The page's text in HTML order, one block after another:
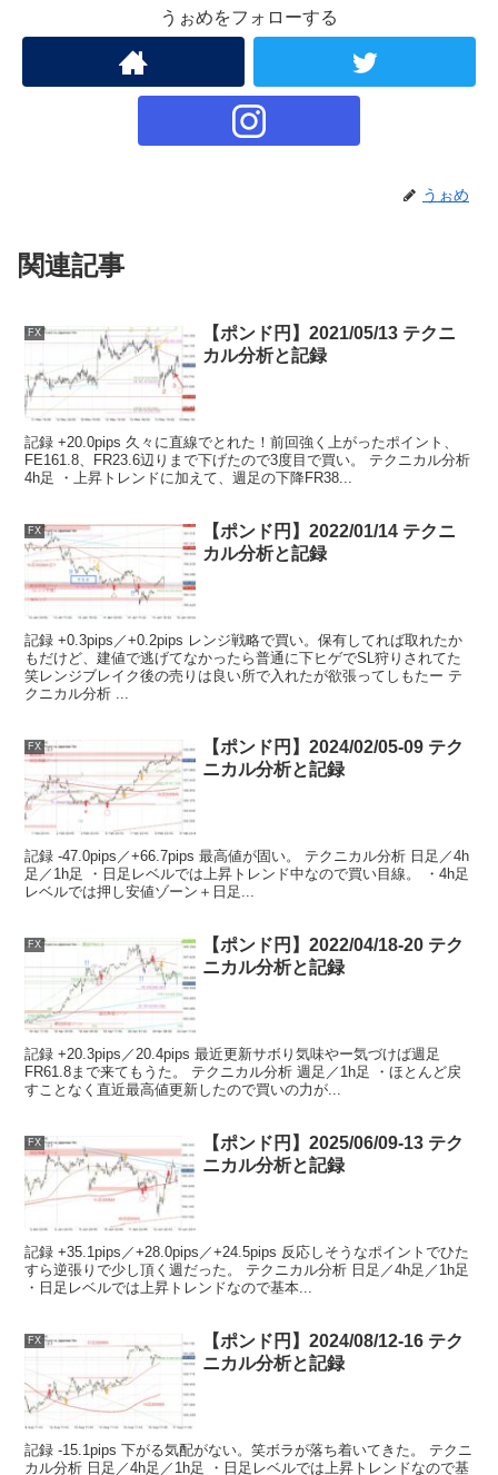
うぉめをフォローする
うぉめ
関連記事
FX
【ポンド円】2021/05/13 テクニ
カル分析と記録
記録 +20.0pips 久々に直線でとれた！前回強く上がったポイント、
FE161.8、FR23.6辺りまで下げたので3度目で買い。 テクニカル分析
4h足 ・上昇トレンドに加えて、週足の下降FR38...
FX
【ポンド円】2022/01/14 テクニ
カル分析と記録
記録 +0.3pips／+0.2pips レンジ戦略で買い。保有してれば取れたか
もだけど、建値で逃げてなかったら普通に下ヒゲでSL狩りされてた
笑レンジブレイク後の売りは良い所で入れたが欲張ってしもたー テ
クニカル分析 ...
FX
【ポンド円】2024/02/05-09 テク
ニカル分析と記録
記録 -47.0pips／+66.7pips 最高値が固い。 テクニカル分析 日足／4h
足／1h足 ・日足レベルでは上昇トレンド中なので買い目線。 ・4h足
レベルでは押し安値ゾーン＋日足...
FX
【ポンド円】2022/04/18-20 テク
ニカル分析と記録
記録 +20.3pips／20.4pips 最近更新サボり気味やー気づけば週足
FR61.8まで来てもうた。 テクニカル分析 週足／1h足 ・ほとんど戻
すことなく直近最高値更新したので買いの力が...
FX
【ポンド円】2025/06/09-13 テク
ニカル分析と記録
記録 +35.1pips／+28.0pips／+24.5pips 反応しそうなポイントでひた
すら逆張りで少し頂く週だった。 テクニカル分析 日足／4h足／1h足
・日足レベルでは上昇トレンドなので基本...
FX
【ポンド円】2024/08/12-16 テク
ニカル分析と記録
記録 -15.1pips 下がる気配がない。笑ボラが落ち着いてきた。 テクニ
カル分析 日足／4h足／1h足 ・日足レベルでは上昇トレンドなので基